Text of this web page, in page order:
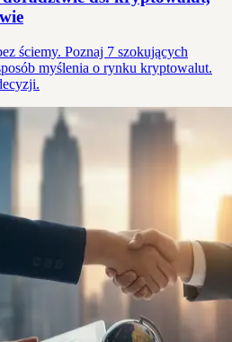
ściemy. Poznaj 7 szokujących
myślenia o rynku kryptowalut.